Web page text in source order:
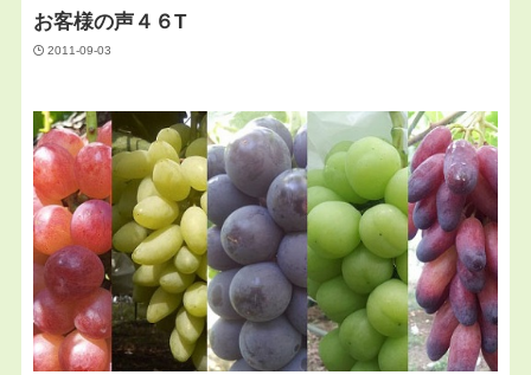
お客様の声４６T
2011-09-03